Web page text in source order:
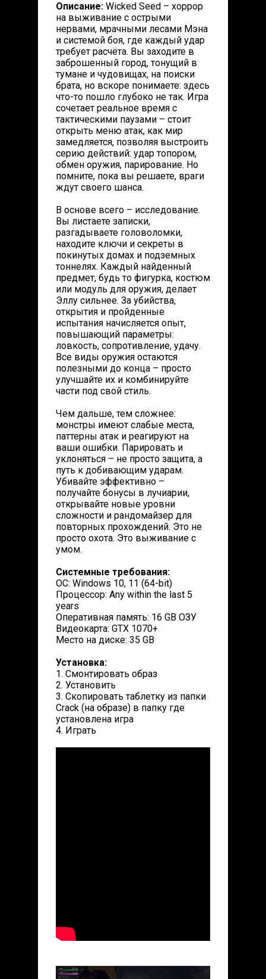
Описание: Wicked Seed – хоррор
на выживание с острыми
нервами, мрачными лесами Мэна
и системой боя, где каждый удар
требует расчёта. Вы заходите в
заброшенный город, тонущий в
тумане и чудовищах, на поиски
брата, но вскоре понимаете: здесь
что-то пошло глубоко не так. Игра
сочетает реальное время с
тактическими паузами – стоит
открыть меню атак, как мир
замедляется, позволяя выстроить
серию действий: удар топором,
обмен оружия, парирование. Но
помните, пока вы решаете, враги
ждут своего шанса.
В основе всего – исследование.
Вы листаете записки,
разгадываете головоломки,
находите ключи и секреты в
покинутых домах и подземных
тоннелях. Каждый найденный
предмет, будь то фигурка, костюм
или модуль для оружия, делает
Эллу сильнее. За убийства,
открытия и пройденные
испытания начисляется опыт,
повышающий параметры:
ловкость, сопротивление, удачу.
Все виды оружия остаются
полезными до конца – просто
улучшайте их и комбинируйте
части под свой стиль.
Чем дальше, тем сложнее:
монстры имеют слабые места,
паттерны атак и реагируют на
ваши ошибки. Парировать и
уклоняться – не просто защита, а
путь к добивающим ударам.
Убивайте эффективно –
получайте бонусы в лучиарии,
открывайте новые уровни
сложности и рандомайзер для
повторных прохождений. Это не
просто охота. Это выживание с
умом.
Системные требования:
ОС: Windows 10, 11 (64-bit)
Процессор: Any within the last 5
years
Оперативная память: 16 GB ОЗУ
Видеокарта: GTX 1070+
Место на диске: 35 GB
Установка:
1. Смонтировать образ
2. Установить
3. Скопировать таблетку из папки
Crack (на образе) в папку где
установлена игра
4. Играть